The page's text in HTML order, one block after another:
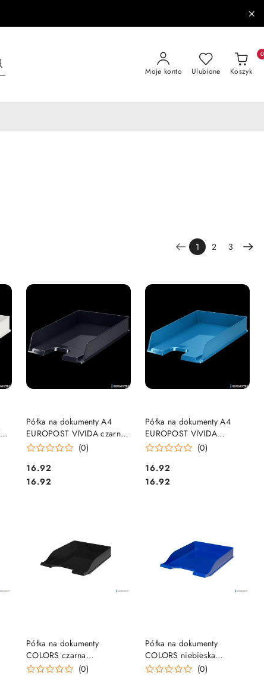
Moje konto Ulubione Koszyk
0
1 2 3
Półka na dokumenty A4
EUROPOST VIVIDA czarna
ESSELTE 623605
(0)
Cena:
16.92
Cena:
16.92
DO KOSZYKA
Półka na dokumenty A4
EUROPOST VIVIDA
niebieska ESSELTE 623926
(0)
Cena:
16.92
Cena:
16.92
DO KOSZYKA
Półka na dokumenty
COLORS czarna
400050167 BANTEX
(0)
DO KOSZYKA
Półka na dokumenty
COLORS niebieska
400050166 BANTEX
(0)
DO KOSZYKA